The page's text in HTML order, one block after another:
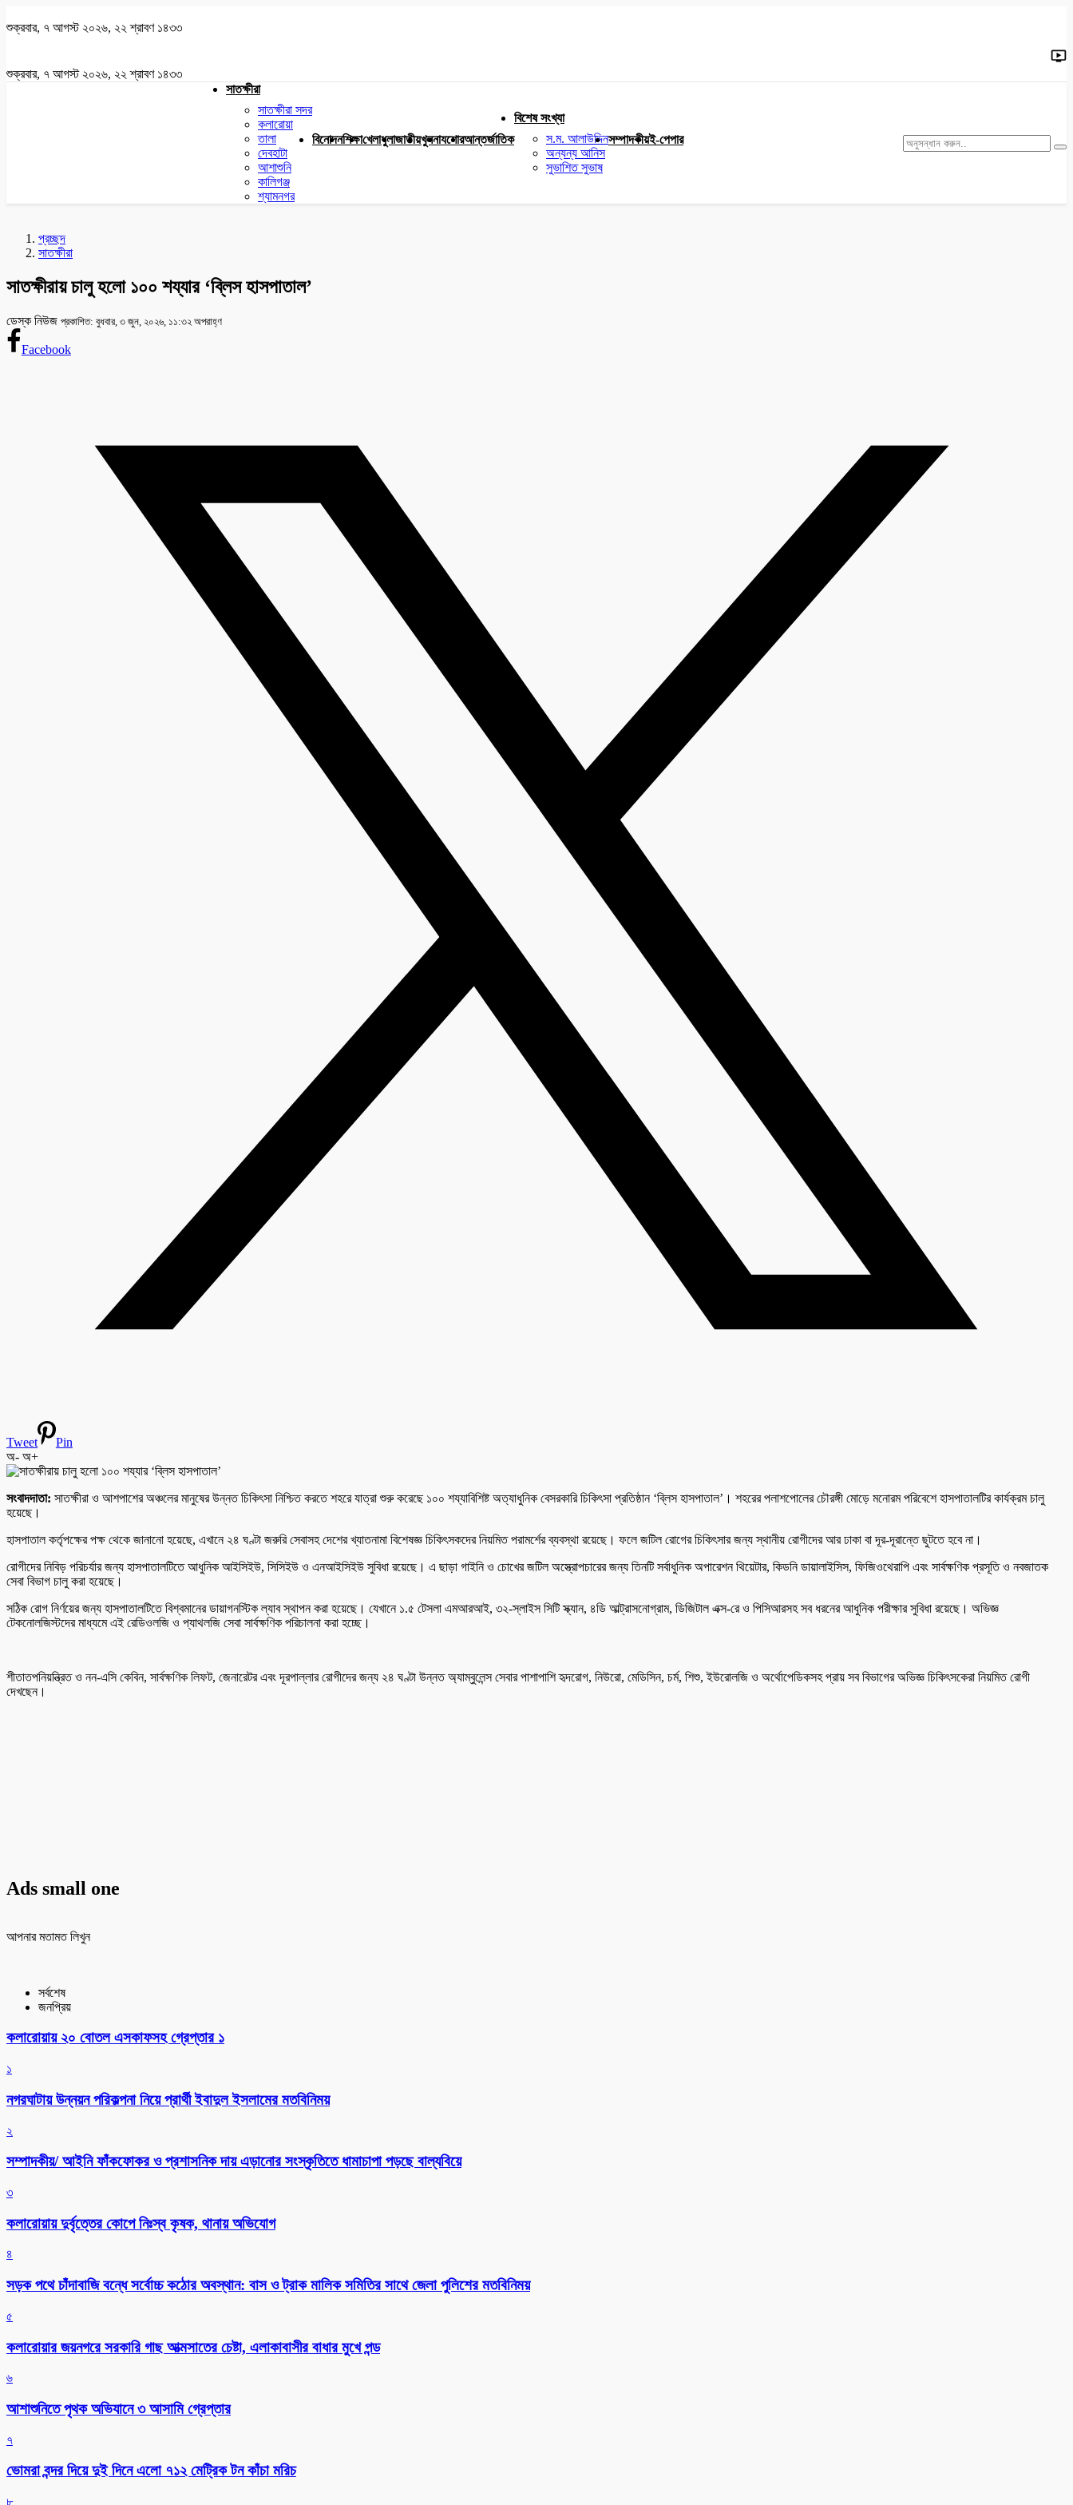
শুক্রবার, ৭ আগস্ট ২০২৬, ২২ শ্রাবণ ১৪৩৩
শুক্রবার, ৭ আগস্ট ২০২৬, ২২ শ্রাবণ ১৪৩৩
সাতক্ষীরা
সাতক্ষীরা সদর
কলারোয়া
তালা
দেবহাটা
আশাশুনি
কালিগঞ্জ
শ্যামনগর
বিনোদনশিক্ষাখেলাধুলাজাতীয়খুলনাযশোরআন্তর্জাতিক
বিশেষ সংখ্যা
স.ম. আলাউদ্দিন
অন্যন্য আনিস
সুভাশিত সুভাষ
সম্পাদকীয়ই-পেপার
প্রচ্ছদ
সাতক্ষীরা
সাতক্ষীরায় চালু হলো ১০০ শয্যার ‘ব্লিস হাসপাতাল’
ডেস্ক নিউজ প্রকাশিত: বুধবার, ৩ জুন, ২০২৬, ১১:৩২ অপরাহ্ণ
Facebook
Tweet
Pin
অ- অ+
সংবাদদাতা: সাতক্ষীরা ও আশপাশের অঞ্চলের মানুষের উন্নত চিকিৎসা নিশ্চিত করতে শহরে যাত্রা শুরু করেছে ১০০ শয্যাবিশিষ্ট অত্যাধুনিক বেসরকারি চিকিৎসা প্রতিষ্ঠান ‘ব্লিস হাসপাতাল’। শহরের পলাশপোলের চৌরঙ্গী মোড়ে মনোরম পরিবেশে হাসপাতালটির কার্যক্রম চালু
হয়েছে।
হাসপাতাল কর্তৃপক্ষের পক্ষ থেকে জানানো হয়েছে, এখানে ২৪ ঘণ্টা জরুরি সেবাসহ দেশের খ্যাতনামা বিশেষজ্ঞ চিকিৎসকদের নিয়মিত পরামর্শের ব্যবস্থা রয়েছে। ফলে জটিল রোগের চিকিৎসার জন্য স্থানীয় রোগীদের আর ঢাকা বা দূর-দূরান্তে ছুটতে হবে না।
রোগীদের নিবিড় পরিচর্যার জন্য হাসপাতালটিতে আধুনিক আইসিইউ, সিসিইউ ও এনআইসিইউ সুবিধা রয়েছে। এ ছাড়া গাইনি ও চোখের জটিল অস্ত্রোপচারের জন্য তিনটি সর্বাধুনিক অপারেশন থিয়েটার, কিডনি ডায়ালাইসিস, ফিজিওথেরাপি এবং সার্বক্ষণিক প্রসূতি ও নবজাতক
সেবা বিভাগ চালু করা হয়েছে।
সঠিক রোগ নির্ণয়ের জন্য হাসপাতালটিতে বিশ্বমানের ডায়াগনস্টিক ল্যাব স্থাপন করা হয়েছে। যেখানে ১.৫ টেসলা এমআরআই, ৩২-স্লাইস সিটি স্ক্যান, ৪ডি আল্ট্রাসনোগ্রাম, ডিজিটাল এক্স-রে ও পিসিআরসহ সব ধরনের আধুনিক পরীক্ষার সুবিধা রয়েছে। অভিজ্ঞ
টেকনোলজিস্টদের মাধ্যমে এই রেডিওলজি ও প্যাথলজি সেবা সার্বক্ষণিক পরিচালনা করা হচ্ছে।
শীতাতপনিয়ন্ত্রিত ও নন-এসি কেবিন, সার্বক্ষণিক লিফট, জেনারেটর এবং দূরপাল্লার রোগীদের জন্য ২৪ ঘণ্টা উন্নত অ্যাম্বুলেন্স সেবার পাশাপাশি হৃদরোগ, নিউরো, মেডিসিন, চর্ম, শিশু, ইউরোলজি ও অর্থোপেডিকসহ প্রায় সব বিভাগের অভিজ্ঞ চিকিৎসকেরা নিয়মিত রোগী
দেখছেন।
Ads small one
আপনার মতামত লিখুন
সর্বশেষ
জনপ্রিয়
কলারোয়ায় ২০ বোতল এসকাফসহ গ্রেপ্তার ১
১
নগরঘাটায় উন্নয়ন পরিকল্পনা নিয়ে প্রার্থী ইবাদুল ইসলামের মতবিনিময়
২
সম্পাদকীয়/ আইনি ফাঁকফোকর ও প্রশাসনিক দায় এড়ানোর সংস্কৃতিতে ধামাচাপা পড়ছে বাল্যবিয়ে
৩
কলারোয়ায় দুর্বৃত্তের কোপে নিঃস্ব কৃষক, থানায় অভিযোগ
৪
সড়ক পথে চাঁদাবাজি বন্ধে সর্বোচ্চ কঠোর অবস্থান: বাস ও ট্রাক মালিক সমিতির সাথে জেলা পুলিশের মতবিনিময়
৫
কলারোয়ার জয়নগরে সরকারি গাছ আত্মসাতের চেষ্টা, এলাকাবাসীর বাধার মুখে পন্ড
৬
আশাশুনিতে পৃথক অভিযানে ৩ আসামি গ্রেপ্তার
৭
ভোমরা বন্দর দিয়ে দুই দিনে এলো ৭১২ মেট্রিক টন কাঁচা মরিচ
৮